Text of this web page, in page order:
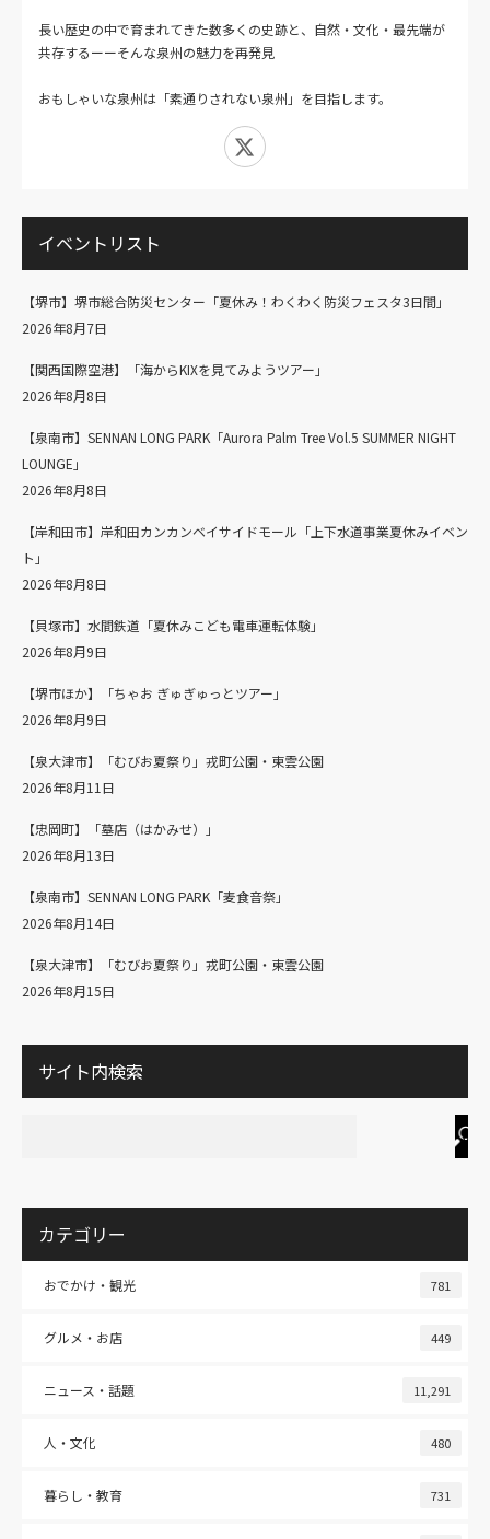
長い歴史の中で育まれてきた数多くの史跡と、自然・文化・最先端が
共存するーーそんな泉州の魅力を再発見
おもしゃいな泉州は「素通りされない泉州」を目指します。
X
イベントリスト
【堺市】堺市総合防災センター「夏休み！わくわく防災フェスタ3日間」
2026年8月7日
【関西国際空港】「海からKIXを見てみようツアー」
2026年8月8日
【泉南市】SENNAN LONG PARK「Aurora Palm Tree Vol.5 SUMMER NIGHT
LOUNGE」
2026年8月8日
【岸和田市】岸和田カンカンベイサイドモール「上下水道事業夏休みイベン
ト」
2026年8月8日
【貝塚市】水間鉄道「夏休みこども電車運転体験」
2026年8月9日
【堺市ほか】「ちゃお ぎゅぎゅっとツアー」
2026年8月9日
【泉大津市】「むびお夏祭り」戎町公園・東雲公園
2026年8月11日
【忠岡町】「墓店（はかみせ）」
2026年8月13日
【泉南市】SENNAN LONG PARK「麦食音祭」
2026年8月14日
【泉大津市】「むびお夏祭り」戎町公園・東雲公園
2026年8月15日
サイト内検索
カテゴリー
おでかけ・観光 781
グルメ・お店 449
ニュース・話題 11,291
人・文化 480
暮らし・教育 731